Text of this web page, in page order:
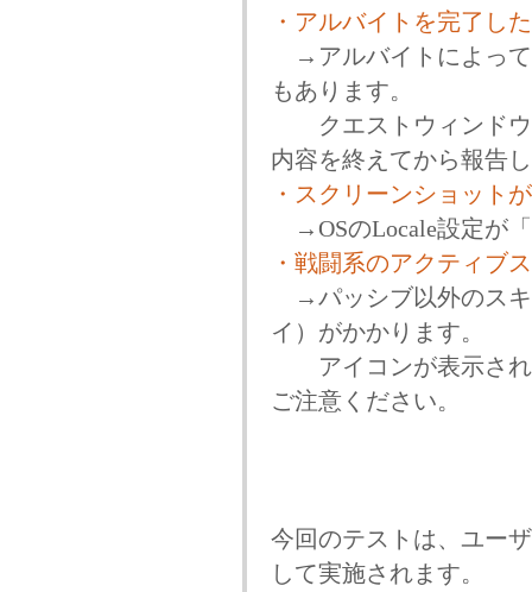
・アルバイトを完了し
→アルバイトによっ
もあります。
クエストウィンドウ
内容を終えてから報告
・スクリーンショット
→OSのLocale設定が
・戦闘系のアクティブ
→パッシブ以外のス
イ）がかかります。
アイコンが表示され
ご注意ください。
今回のテストは、ユー
して実施されます。